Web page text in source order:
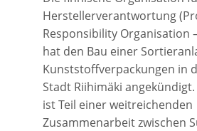
Herstellerverantwortung
Responsibility Organisation
hat den Bau einer
Kunststoffverpackungen in
Stadt Riihimäki
ist Teil einer weitreichenden
Zusammenarbeit zwischen